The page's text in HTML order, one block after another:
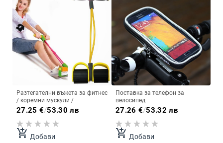
Разтегателни въжета за фитнес
/ коремни мускули /
27.25 €/53.30 лв
add_shopping_cart Добави
Поставка за телефон за
велосипед
27.26 €/53.32 лв
add_shopping_cart Добави